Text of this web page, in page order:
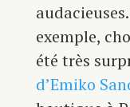
exemple,
été très
d’Emiko